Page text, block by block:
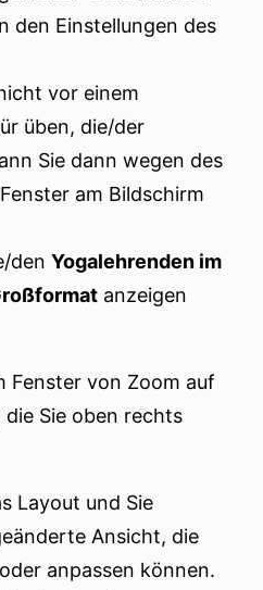
den Einstellungen des
vor einem
üben, die/der
Sie dann wegen des
am Bildschirm
den Yogalehrenden im
anzeigen
Fenster von Zoom auf
die Sie oben rechts
Layout und Sie
Ansicht, die
anpassen können.